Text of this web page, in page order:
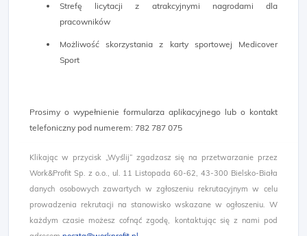
Strefę licytacji z atrakcyjnymi nagrodami dla
pracowników
Możliwość skorzystania z karty sportowej Medicover
Sport
Prosimy o wypełnienie formularza aplikacyjnego lub o kontakt
telefoniczny pod numerem: 782 787 075
Klikając w przycisk „Wyślij” zgadzasz się na przetwarzanie przez
Work&Profit Sp. z o.o., ul. 11 Listopada 60-62, 43-300 Bielsko-Biała
danych osobowych zawartych w zgłoszeniu rekrutacyjnym w celu
prowadzenia rekrutacji na stanowisko wskazane w ogłoszeniu. W
każdym czasie możesz cofnąć zgodę, kontaktując się z nami pod